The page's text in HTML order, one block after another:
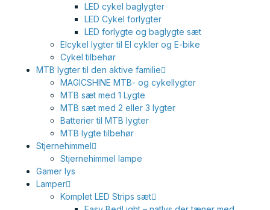
LED cykel baglygter
LED Cykel forlygter
LED forlygte og baglygte sæt
Elcykel lygter til El cykler og E-bike
Cykel tilbehør
MTB lygter til den aktive familie
MAGICSHINE MTB- og cykellygter
MTB sæt med 1 Lygte
MTB sæt med 2 eller 3 lygter
Batterier til MTB lygter
MTB lygte tilbehør
Stjernehimmel
Stjernehimmel lampe
Gamer lys
Lamper
Komplet LED Strips sæt